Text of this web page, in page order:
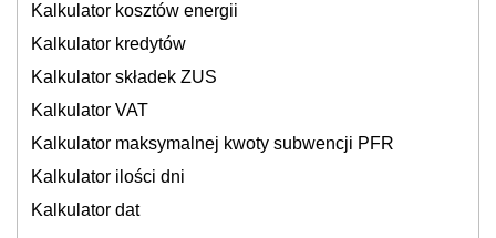
Kalkulator kosztów energii
Kalkulator kredytów
Kalkulator składek ZUS
Kalkulator VAT
Kalkulator maksymalnej kwoty subwencji PFR
Kalkulator ilości dni
Kalkulator dat